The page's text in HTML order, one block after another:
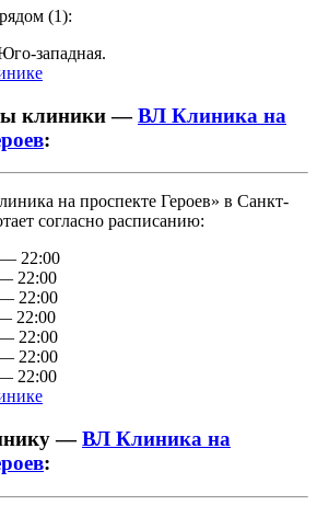
(1):
западная.
клиники —ВЛ Клиника на
:
на проспекте Героев» в Санкт-
согласно расписанию:
— 22:00
22:00
22:00
22:00
22:00
22:00
22:00
—ВЛ Клиника на
: